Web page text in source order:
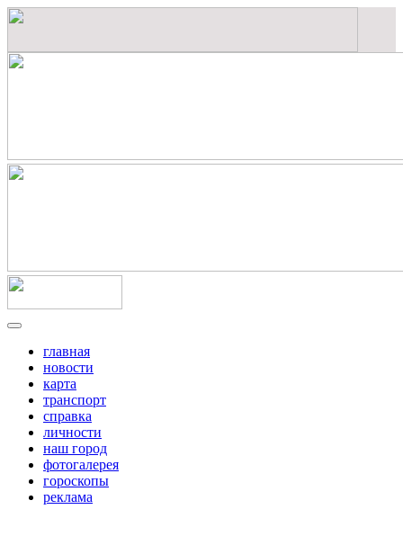
главная
новости
карта
транспорт
справка
личности
наш город
фотогалерея
гороскопы
реклама